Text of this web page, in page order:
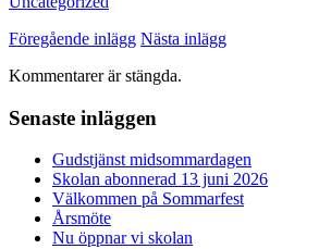
Föregående inlägg Nästa inlägg
Kommentarer är stängda.
Senaste inläggen
Gudstjänst midsommardagen
Skolan abonnerad 13 juni 2026
Välkommen på Sommarfest
Årsmöte
Nu öppnar vi skolan